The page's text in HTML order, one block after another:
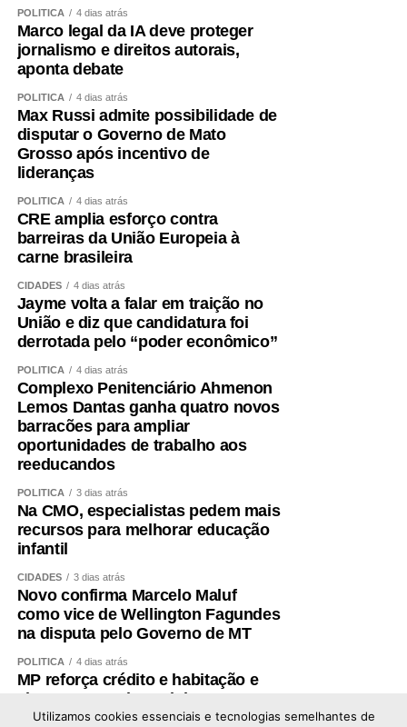
debaterá a prestação de contas dos recursos
orçamentários discricionários e dos créditos
extraordinários destinados a ações no território
Ianomâmi e dos recursos do Fundo Amazônia para
projetos de proteção de comunidades indígenas.
Terça-feira (11), às 14h: a Comissão de Segurança
Pública (CSP) avalia a implementação do Programa
de Proteção a Vítimas e Testemunhas Ameaçadas
(Provita), examinando os protocolos de inclusão,
acompanhamento, desligamento e reinserção
social das pessoas protegidas.
Humanos (CDH) faz audiência pública para instruir
o instruir o Projeto de Lei (PL)5.115/2025
trata da instalação de centros-dia para pessoas
Assistência Social (Suas).
Quarta-feira (12), às 14h30: a Comissão de
Assuntos Sociais (CAS) faz audiência pública para
lançar pesquisa sobre a relevância e as
contrapartidas do setor filantrópico brasileiro, feita
pela Fundação Instituto de Pesquisas Econômicas
(Fipe), encomendada pelo Fórum Nacional das
Instituições Filantrópicas (Fonif).
Quinta-feira (13), às 10h: a CAS e a CDH fazem
duas audiências conjuntas seguidas para debater o
atendimento a pacientes com hemoglobinúria
paroxística noturna no SUS e os desafios
relacionados ao diagnóstico, tratamento e políticas
públicas para a insuficiência adrenal no Brasil.
Sessões especiais
POLÍTICA 4 dias atrás
Marco legal da IA deve proteger
jornalismo e direitos autorais,
aponta debate
POLÍTICA 4 dias atrás
Max Russi admite possibilidade de
disputar o Governo de Mato
Grosso após incentivo de
lideranças
POLÍTICA 4 dias atrás
CRE amplia esforço contra
barreiras da União Europeia à
carne brasileira
CIDADES 4 dias atrás
Jayme volta a falar em traição no
União e diz que candidatura foi
derrotada pelo “poder econômico”
POLÍTICA 4 dias atrás
Complexo Penitenciário Ahmenon
Lemos Dantas ganha quatro novos
barracões para ampliar
oportunidades de trabalho aos
reeducandos
POLÍTICA 3 dias atrás
Na CMO, especialistas pedem mais
recursos para melhorar educação
infantil
CIDADES 3 dias atrás
Novo confirma Marcelo Maluf
como vice de Wellington Fagundes
na disputa pelo Governo de MT
POLÍTICA 4 dias atrás
MP reforça crédito e habitação e
altera Desenrola e Minha Casa,
Minha Vida
Utilizamos cookies essenciais e tecnologias semelhantes de